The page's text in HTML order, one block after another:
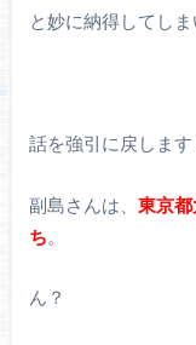
と妙に納得してし
話を強引に戻します
副島さんは、 東京
ち
ん？